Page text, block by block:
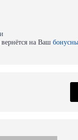
вернётся на Ваш